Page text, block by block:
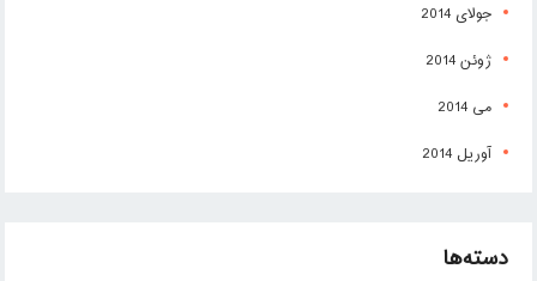
جولای 2014
ژوئن 2014
می 2014
آوریل 2014
دسته‌ها